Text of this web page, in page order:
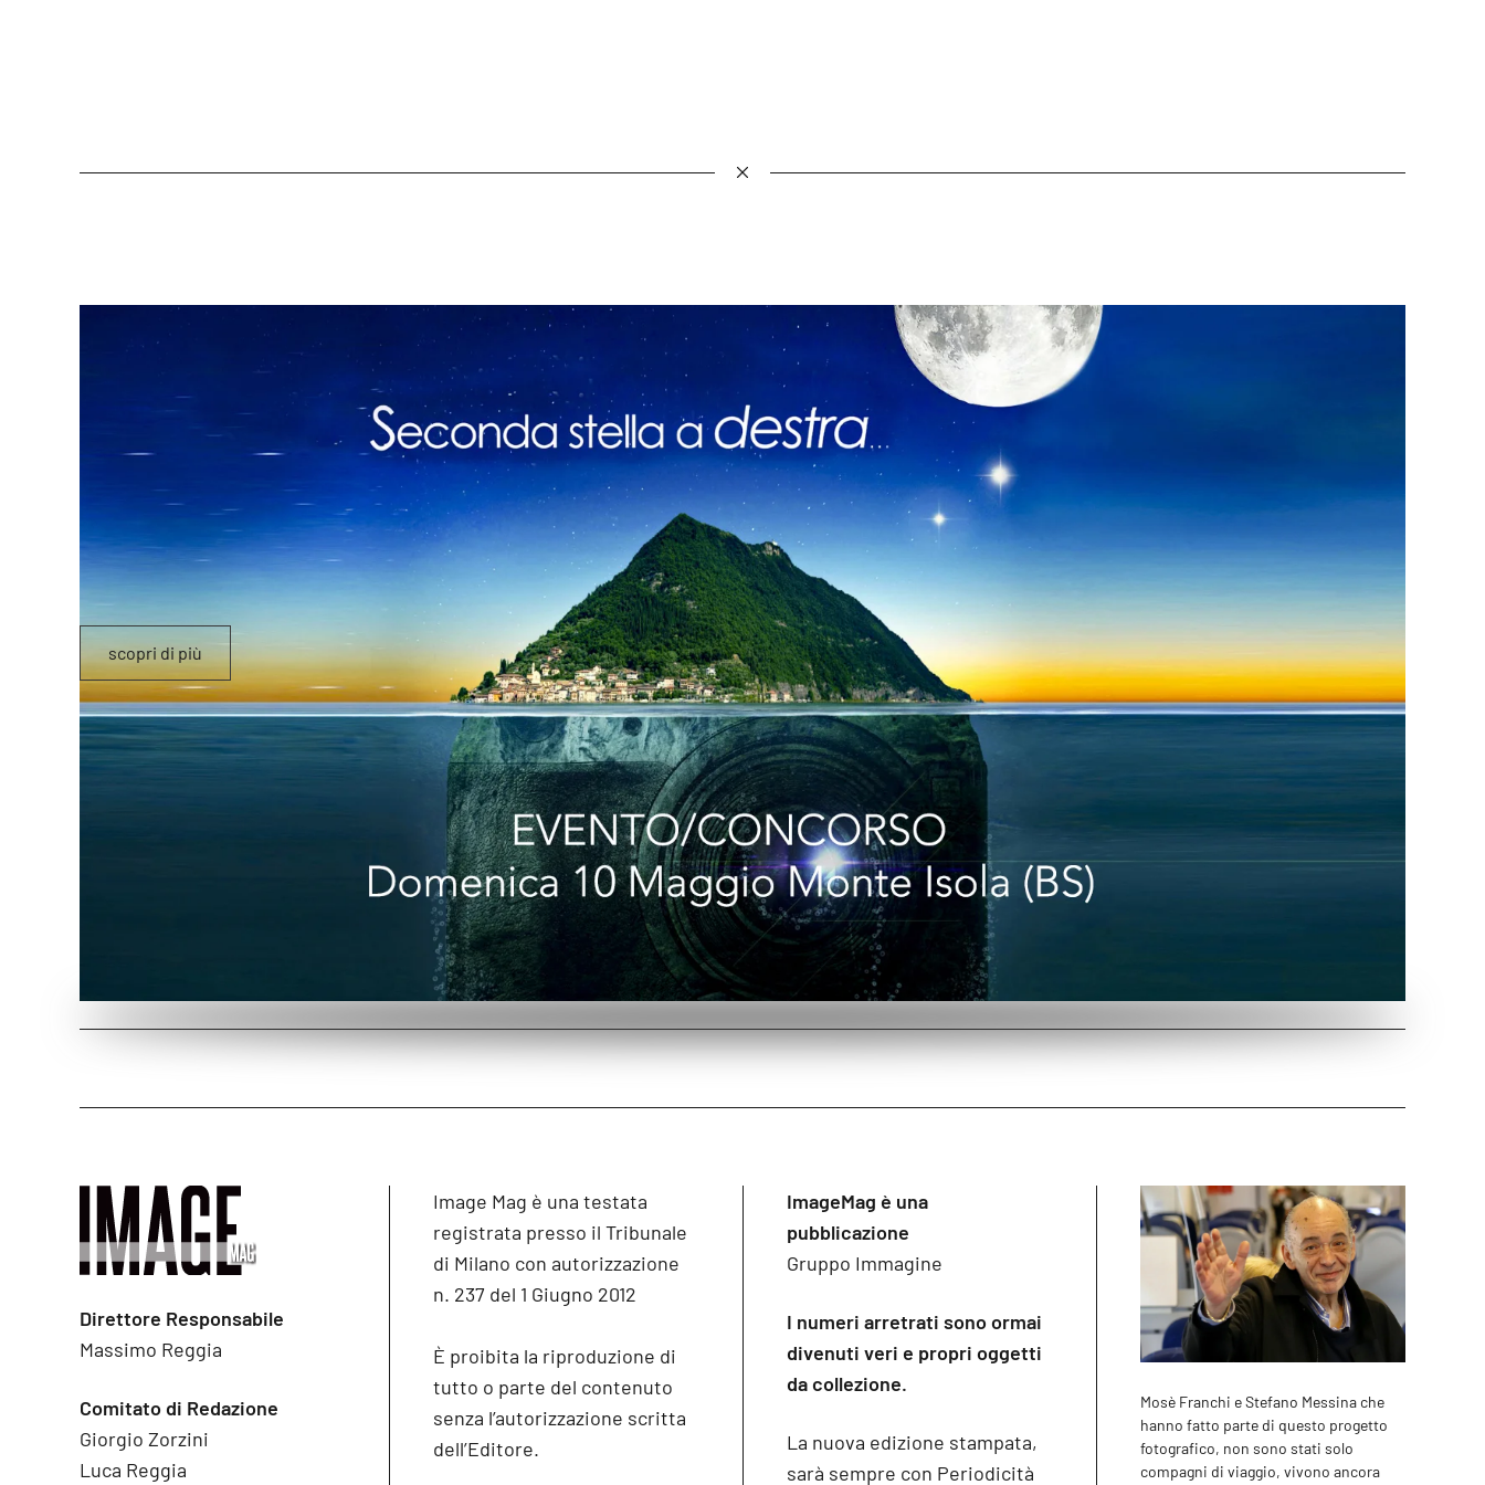
scopri di più
Direttore Responsabile
Massimo Reggia
Comitato di Redazione
Giorgio Zorzini
Luca Reggia
Image Mag è una testata
registrata presso il Tribunale
di Milano con autorizzazione
n. 237 del 1 Giugno 2012
È proibita la riproduzione di
tutto o parte del contenuto
senza l’autorizzazione scritta
dell’Editore.
ImageMag è una
pubblicazione
Gruppo Immagine
I numeri arretrati sono ormai
divenuti veri e propri oggetti
da collezione.
La nuova edizione stampata,
sarà sempre con Periodicità
Mosè Franchi e Stefano Messina che
hanno fatto parte di questo progetto
fotografico, non sono stati solo
compagni di viaggio, vivono ancora